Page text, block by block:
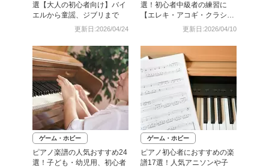
選【大人の初心者向け】バイ
エルから童謡、ジブリまで
更新日:2026/04/24
選！初心者中級者の練習に
【エレキ・アコギ・クラシッ
更新日:2026/04/10
ゲーム・ホビー
ピアノ楽譜の人気おすすめ24
選！子ども・幼児用、初心者
ゲーム・ホビー
ピアノ初心者におすすめの楽
譜17選！人気アニソンや子